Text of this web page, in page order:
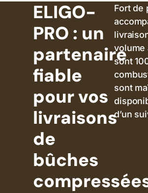
ELIGO-
PRO : un
partenaire
fiable
pour vos
livraisons
de
bûches
Fort de
volume
sont
sont
d’un